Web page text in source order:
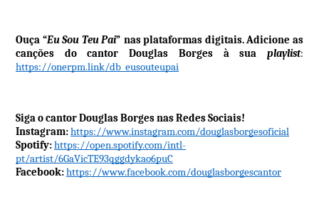
Ouça “Eu Sou Teu Pai” nas plataformas digitais. Adicione as
canções do cantor Douglas Borges à sua playlist:
https://onerpm.link/db_eusouteupai
Siga o cantor Douglas Borges nas Redes Sociais!
Instagram:https://www.instagram.com/douglasborgesoficial
Spotify:https://open.spotify.com/intl-
pt/artist/6GaVicTE93qggdykao6puC
Facebook:https://www.facebook.com/douglasborgescantor